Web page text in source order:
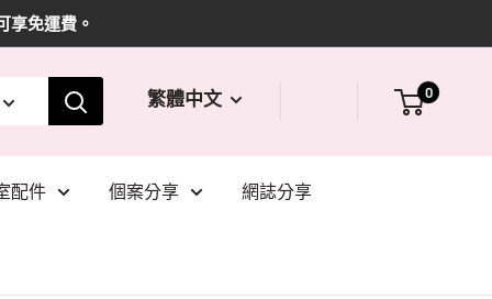
享免運費。
繁體中文 0
配件 個案分享 網誌分享